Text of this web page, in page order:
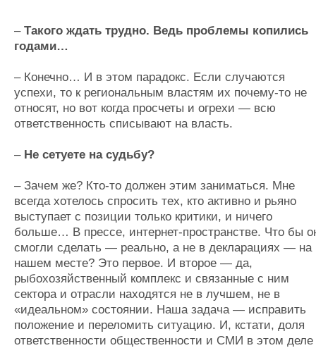
– Такого ждать трудно. Ведь проблемы копились
годами…
– Конечно… И в этом парадокс. Если случаются
успехи, то к региональным властям их почему-то не
относят, но вот когда просчеты и огрехи — всю
ответственность списывают на власть.
– Не сетуете на судьбу?
– Зачем же? Кто-то должен этим заниматься. Мне
всегда хотелось спросить тех, кто активно и рьяно
выступает с позиции только критики, и ничего
больше… В прессе, интернет-пространстве. Что бы
смогли сделать — реально, а не в декларациях — на
нашем месте? Это первое. И второе — да,
рыбохозяйственный комплекс и связанные с ним
сектора и отрасли находятся не в лучшем, не в
«идеальном» состоянии. Наша задача — исправить
положение и переломить ситуацию. И, кстати, доля
ответственности общественности и СМИ в этом деле